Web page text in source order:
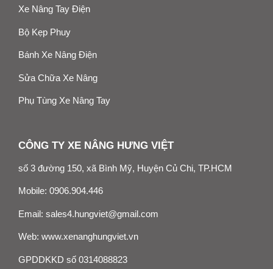
Xe Nâng Tay Điện
Bộ Kẹp Phuy
Bánh Xe Nâng Điện
Sửa Chữa Xe Nâng
Phụ Tùng Xe Nâng Tay
CÔNG TY XE NÂNG HƯNG VIỆT
số 3 đường 150, xã Bình Mỹ, Huyện Củ Chi, TP.HCM
Mobile: 0906.904.446
Email: sales4.hungviet@gmail.com
Web: www.xenanghungviet.vn
GPDDKKD số 0314088823